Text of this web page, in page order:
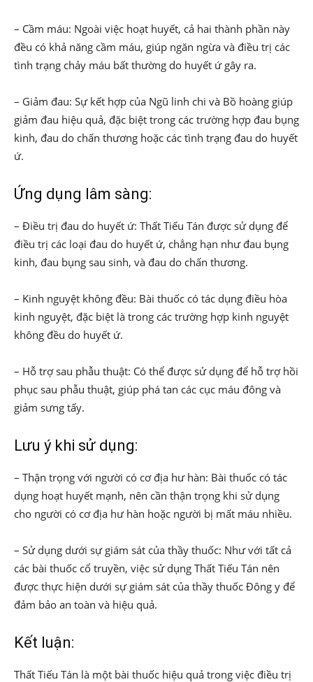
– Cầm máu: Ngoài việc hoạt huyết, cả hai thành phần này
đều có khả năng cầm máu, giúp ngăn ngừa và điều trị các
tình trạng chảy máu bất thường do huyết ứ gây ra.
– Giảm đau: Sự kết hợp của Ngũ linh chi và Bồ hoàng giúp
giảm đau hiệu quả, đặc biệt trong các trường hợp đau bụng
kinh, đau do chấn thương hoặc các tình trạng đau do huyết
ứ.
Ứng dụng lâm sàng:
– Điều trị đau do huyết ứ: Thất Tiếu Tán được sử dụng để
điều trị các loại đau do huyết ứ, chẳng hạn như đau bụng
kinh, đau bụng sau sinh, và đau do chấn thương.
– Kinh nguyệt không đều: Bài thuốc có tác dụng điều hòa
kinh nguyệt, đặc biệt là trong các trường hợp kinh nguyệt
không đều do huyết ứ.
– Hỗ trợ sau phẫu thuật: Có thể được sử dụng để hỗ trợ hồi
phục sau phẫu thuật, giúp phá tan các cục máu đông và
giảm sưng tấy.
Lưu ý khi sử dụng:
– Thận trọng với người có cơ địa hư hàn: Bài thuốc có tác
dụng hoạt huyết mạnh, nên cần thận trọng khi sử dụng
cho người có cơ địa hư hàn hoặc người bị mất máu nhiều.
– Sử dụng dưới sự giám sát của thầy thuốc: Như với tất cả
các bài thuốc cổ truyền, việc sử dụng Thất Tiếu Tán nên
được thực hiện dưới sự giám sát của thầy thuốc Đông y để
đảm bảo an toàn và hiệu quả.
Kết luận:
Thất Tiếu Tán là một bài thuốc hiệu quả trong việc điều trị